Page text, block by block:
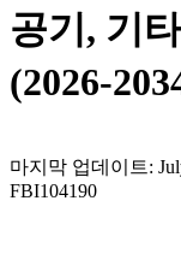
공기, 기
(2026-
마지막 업데이트:
FBI104190